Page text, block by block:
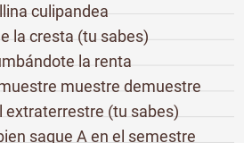
culipandea
la cresta (tu sabes)
la renta
muestre demuestre
extraterrestre (tu sabes)
saque A en el semestre